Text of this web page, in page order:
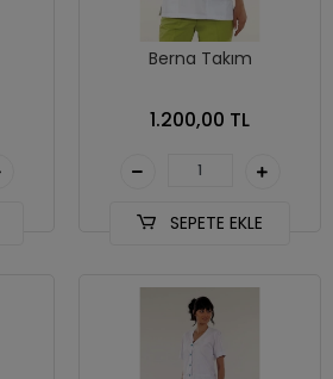
Berna Takım
1.200,00 TL
SEPETE EKLE